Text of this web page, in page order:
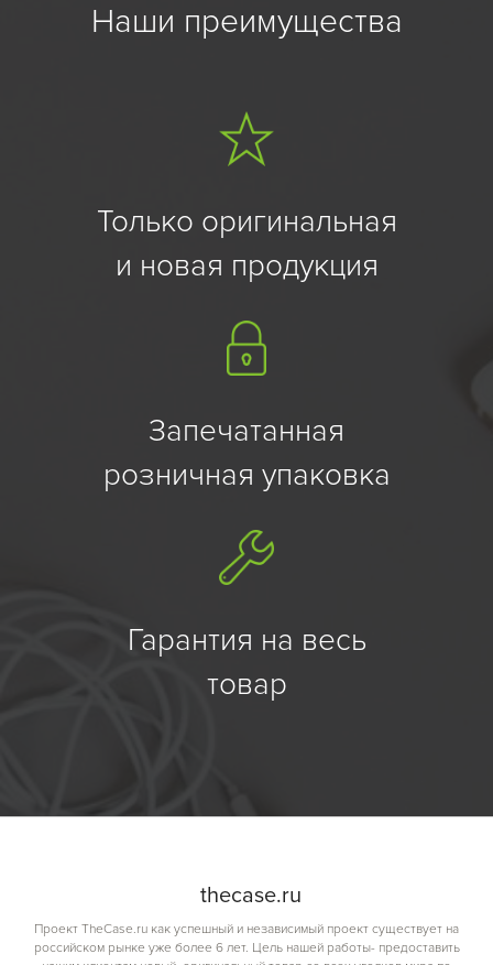
Наши преимущества
Только оригинальная
и новая продукция
Запечатанная
розничная упаковка
Гарантия на весь
товар
thecase.ru
Проект TheCase.ru как успешный и независимый проект существует на
российском рынке уже более 6 лет. Цель нашей работы- предоставить